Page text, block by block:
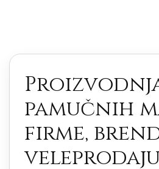
NARUČITE
pamučnih
firme,